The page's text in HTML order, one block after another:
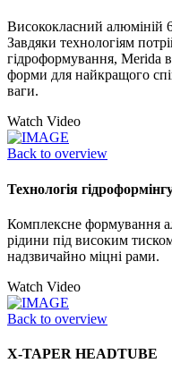
Висококласний алюміній
Завдяки технологіям
гідроформування, Merida
форми для найкращого
ваги.
Watch Video
Back to overview
Технологія
Комплексне формування
рідини під високим
надзвичайно міцні рами.
Watch Video
Back to overview
X-TAPER HEADTUBE